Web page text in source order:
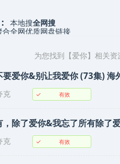
全网优质网盘链接
本地搜全网搜
为您找到【爱你】相关资
要爱你&别让我爱你 (73集) 海
克 ✓ 有效
，除了爱你&我忘了所有除了
克 ✓ 有效